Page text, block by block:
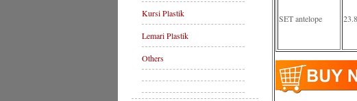
Kursi Plastik
Lemari Plastik
Others
SET antelope